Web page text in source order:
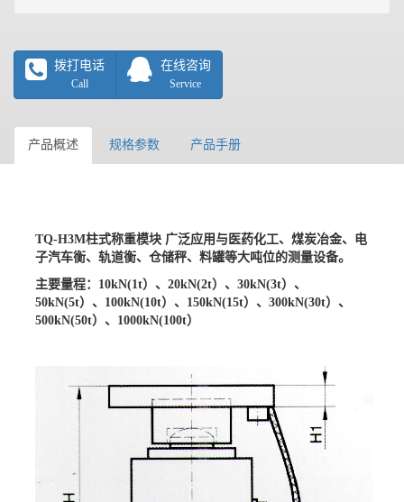
拨打电话
Call
在线咨询
Service
产品概述 规格参数 产品手册
TQ-H3M柱式称重模块 广泛应用与医药化工、煤炭冶金、电
子汽车衡、轨道衡、仓储秤、料罐等大吨位的测量设备。
主要量程： 10kN(1t）、20kN(2t）、30kN(3t）、
50kN(5t）、100kN(10t）、150kN(15t）、300kN(30t）、
500kN(50t）、1000kN(100t）